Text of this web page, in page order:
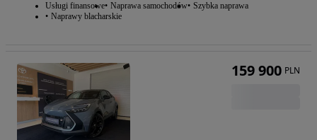
Usługi finansowe Naprawa samochodów Szybka naprawa
Naprawy blacharskie
159 900 PLN